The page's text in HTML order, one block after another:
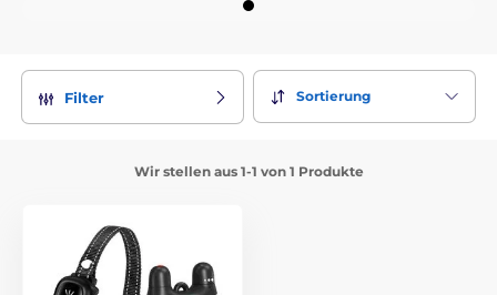
Filter Sortierung
Wir stellen aus 1-1 von 1 Produkte